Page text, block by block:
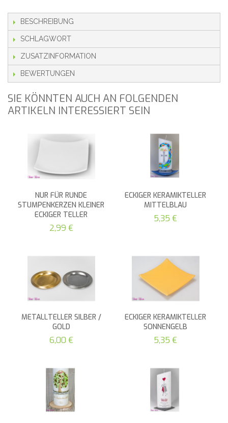
BESCHREIBUNG
SCHLAGWORT
ZUSATZINFORMATION
BEWERTUNGEN
SIE KÖNNTEN AUCH AN FOLGENDEN
ARTIKELN INTERESSIERT SEIN
NUR FÜR RUNDE
STUMPENKERZEN KLEINER
ECKIGER TELLER
2,99 €
ECKIGER KERAMIKTELLER
MITTELBLAU
5,35 €
METALLTELLER SILBER /
GOLD
6,00 €
ECKIGER KERAMIKTELLER
SONNENGELB
5,35 €